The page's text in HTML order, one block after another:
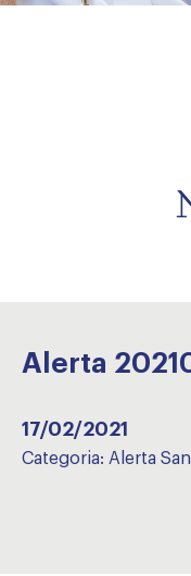
Alerta
17/02/2021
Categoria: Alerta